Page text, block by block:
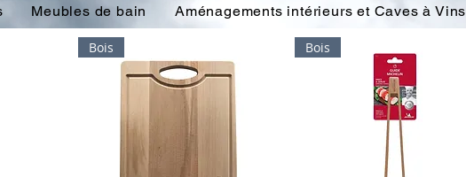
Meubles de bain Aménagements intérieurs et Caves à Vins
Bois Bois